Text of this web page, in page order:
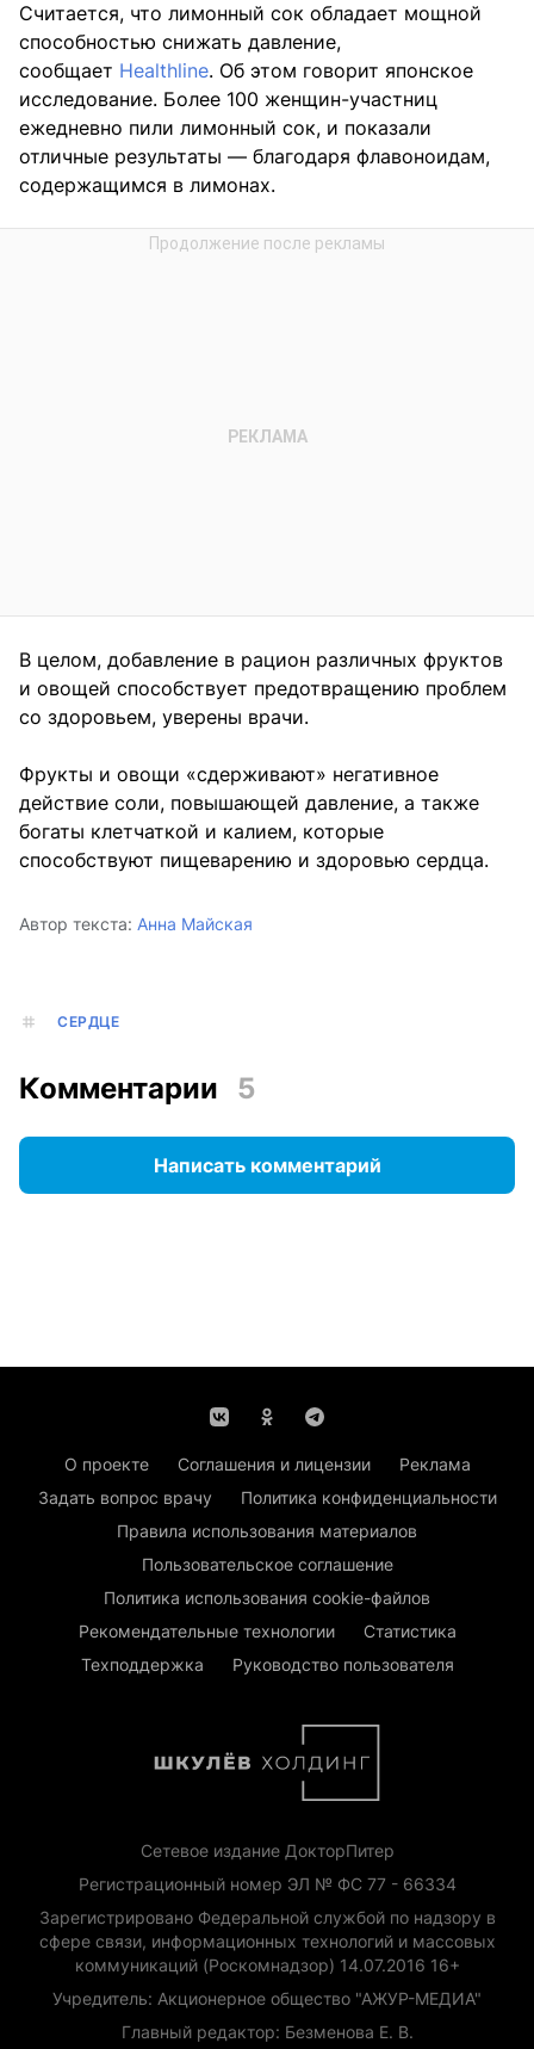
Считается, что лимонный сок обладает мощной
способностью снижать давление,
сообщает Healthline. Об этом говорит японское
исследование. Более 100 женщин-участниц
ежедневно пили лимонный сок, и показали
отличные результаты — благодаря флавоноидам,
содержащимся в лимонах.
В целом, добавление в рацион различных фруктов
и овощей способствует предотвращению проблем
со здоровьем, уверены врачи.
Фрукты и овощи «сдерживают» негативное
действие соли, повышающей давление, а также
богаты клетчаткой и калием, которые
способствуют пищеварению и здоровью сердца.
Автор текста: Анна Майская
СЕРДЦЕ
Комментарии 5
Написать комментарий
О проекте Соглашения и лицензии
Реклама
Задать вопрос врачу
Политика конфиденциальности
Правила использования материалов
Пользовательское соглашение
Политика использования cookie-файлов
Рекомендательные технологии
Статистика
Техподдержка
Руководство пользователя
Сетевое издание ДокторПитер
Регистрационный номер ЭЛ № ФС 77 - 66334
Зарегистрировано Федеральной службой по надзору в
сфере связи, информационных технологий и массовых
коммуникаций (Роскомнадзор) 14.07.2016 16+
Учредитель: Акционерное общество "АЖУР-МЕДИА"
Главный редактор: Безменова Е. В.